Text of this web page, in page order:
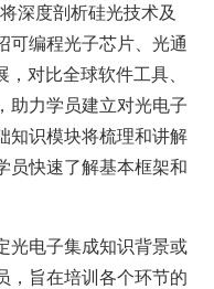
深度剖析硅光技术及
可编程光子芯片、光通
对比全球软件工具、
助力学员建立对光电子
知识模块将梳理和讲解
员快速了解基本框架和
光电子集成知识背景或
，旨在培训各个环节的